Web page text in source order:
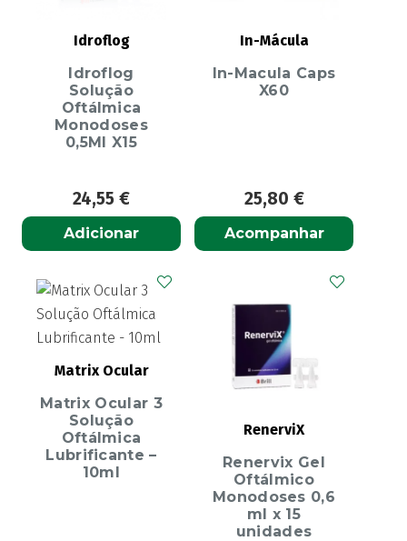
Idroflog
Idroflog
Solução
Oftálmica
Monodoses
0,5Ml X15
24,55 €
Adicionar
In-Mácula
In-Macula Caps
X60
25,80 €
Acompanhar
Matrix Ocular
Matrix Ocular 3
Solução
Oftálmica
Lubrificante –
10ml
RenerviX
Renervix Gel
Oftálmico
Monodoses 0,6
ml x 15
unidades